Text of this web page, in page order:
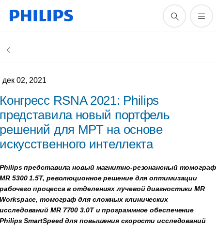
дек 02, 2021
Конгресс RSNA 2021: Philips
представила новый портфель
решений для МРТ на основе
искусственного интеллекта
Philips представила новый магнитно-резонансный томограф
MR 5300 1.5T, революционное решение для оптимизации
рабочего процесса в отделениях лучевой диагностики MR
Workspace, томограф для сложных клинических
исследований MR 7700 3.0T и программное обеспечение
Philips SmartSpeed для повышения скорости исследований